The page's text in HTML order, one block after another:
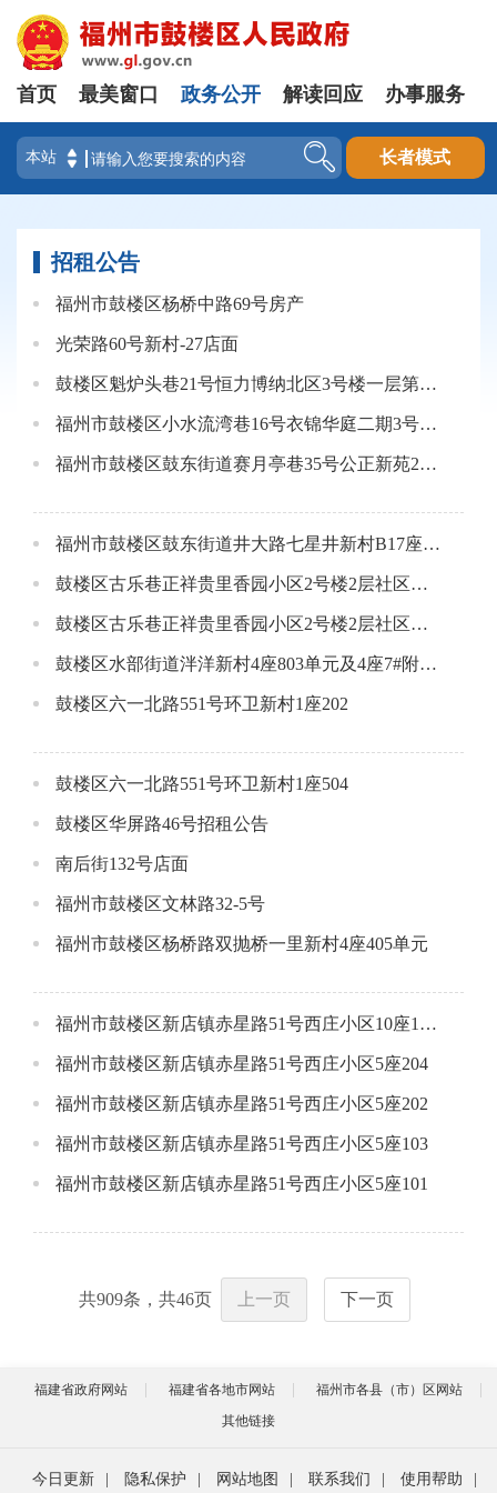
登录
首页 最美窗口 政务公开 解读回应 办事服务
长者模式
招租公告
福州市鼓楼区杨桥中路69号房产
光荣路60号新村-27店面
鼓楼区魁炉头巷21号恒力博纳北区3号楼一层第一间公开招租公告
福州市鼓楼区小水流湾巷16号衣锦华庭二期3号楼一层店面（大间）
福州市鼓楼区鼓东街道赛月亭巷35号公正新苑2#楼106单元公开招租公告
福州市鼓楼区鼓东街道井大路七星井新村B17座一层店面公开招租公告
鼓楼区古乐巷正祥贵里香园小区2号楼2层社区配套用房A（东侧）
鼓楼区古乐巷正祥贵里香园小区2号楼2层社区配套用房B(西侧）
鼓楼区水部街道泮洋新村4座803单元及4座7#附属间
鼓楼区六一北路551号环卫新村1座202
鼓楼区六一北路551号环卫新村1座504
鼓楼区华屏路46号招租公告
南后街132号店面
福州市鼓楼区文林路32-5号
福州市鼓楼区杨桥路双抛桥一里新村4座405单元
福州市鼓楼区新店镇赤星路51号西庄小区10座1801
福州市鼓楼区新店镇赤星路51号西庄小区5座204
福州市鼓楼区新店镇赤星路51号西庄小区5座202
福州市鼓楼区新店镇赤星路51号西庄小区5座103
福州市鼓楼区新店镇赤星路51号西庄小区5座101
共909条，共46页 上一页 下一页
福建省政府网站 福建省各地市网站
福州市各县（市）区网站
其他链接
今日更新 隐私保护 网站地图 联系我们 使用帮助